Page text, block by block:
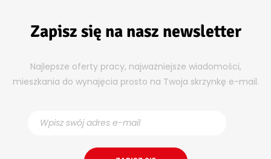
Zapisz się na nasz newsletter
Najlepsze oferty pracy, najważniejsze wiadomości,
mieszkania do wynajęcia prosto na Twoja skrzynkę e-mail.